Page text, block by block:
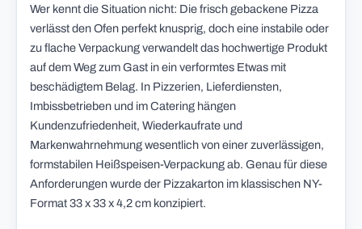
Wer kennt die Situation nicht: Die frisch gebackene Pizza
verlässt den Ofen perfekt knusprig, doch eine instabile oder
zu flache Verpackung verwandelt das hochwertige Produkt
auf dem Weg zum Gast in ein verformtes Etwas mit
beschädigtem Belag. In Pizzerien, Lieferdiensten,
Imbissbetrieben und im Catering hängen
Kundenzufriedenheit, Wiederkaufrate und
Markenwahrnehmung wesentlich von einer zuverlässigen,
formstabilen Heißspeisen-Verpackung ab. Genau für diese
Anforderungen wurde der Pizzakarton im klassischen NY-
Format 33 x 33 x 4,2 cm konzipiert.